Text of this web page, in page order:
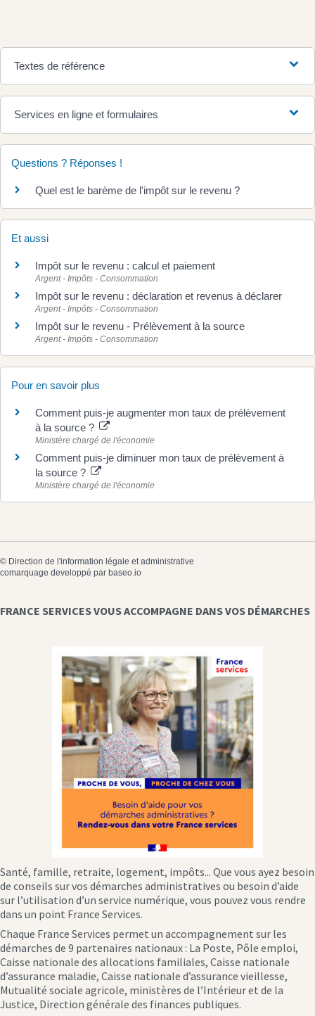
Textes de référence
Services en ligne et formulaires
Questions ? Réponses !
Quel est le barème de l'impôt sur le revenu ?
Et aussi
Impôt sur le revenu : calcul et paiement
Argent - Impôts - Consommation
Impôt sur le revenu : déclaration et revenus à déclarer
Argent - Impôts - Consommation
Impôt sur le revenu - Prélèvement à la source
Argent - Impôts - Consommation
Pour en savoir plus
Comment puis-je augmenter mon taux de prélèvement
à la source ?
Ministère chargé de l'économie
Comment puis-je diminuer mon taux de prélèvement à
la source ?
Ministère chargé de l'économie
© Direction de l'information légale et administrative
comarquage developpé par baseo.io
FRANCE SERVICES VOUS ACCOMPAGNE DANS VOS DÉMARCHES
Santé, famille, retraite, logement, impôts... Que vous ayez besoin
de conseils sur vos démarches administratives ou besoin d’aide
sur l’utilisation d’un service numérique, vous pouvez vous rendre
dans un point France Services.
Chaque France Services permet un accompagnement sur les
démarches de 9 partenaires nationaux : La Poste, Pôle emploi,
Caisse nationale des allocations familiales, Caisse nationale
d’assurance maladie, Caisse nationale d’assurance vieillesse,
Mutualité sociale agricole, ministères de l’Intérieur et de la
Justice, Direction générale des finances publiques.